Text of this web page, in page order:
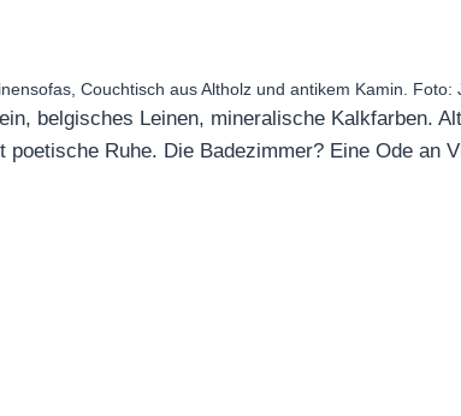
Couchtisch aus Altholz und antikem Kamin. Foto:
belgisches Leinen, mineralische Kalkfarben.
Ruhe. Die Badezimmer? Eine Ode an